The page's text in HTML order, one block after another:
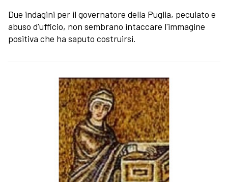
Due indagini per il governatore della Puglia, peculato e
abuso d'ufficio, non sembrano intaccare l'immagine
positiva che ha saputo costruirsi.